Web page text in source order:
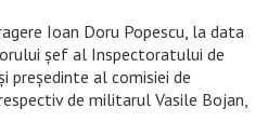
Ioan Doru Popescu, la data
șef al Inspectoratului de
președinte al comisiei de
de militarul Vasile Bojan,